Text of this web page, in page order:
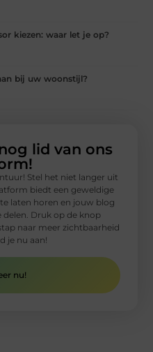
kiezen: waar let je op?
bij uw woonstijl?
lid van ons
Stel het niet langer uit
biedt een geweldige
laten horen en jouw blog
Druk op de knop
naar meer zichtbaarheid
je nu aan!
nu!